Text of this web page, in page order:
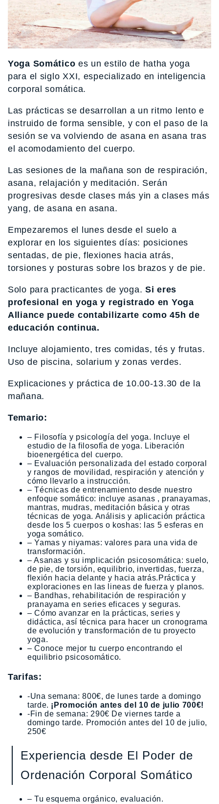
Yoga Somático es un estilo de hatha yoga
para el siglo XXI, especializado en inteligencia
corporal somática.
Las prácticas se desarrollan a un ritmo lento e
instruido de forma sensible, y con el paso de la
sesión se va volviendo de asana en asana tras
el acomodamiento del cuerpo.
Las sesiones de la mañana son de respiración,
asana, relajación y meditación. Serán
progresivas desde clases más yin a clases más
yang, de asana en asana.
Empezaremos el lunes desde el suelo a
explorar en los siguientes días: posiciones
sentadas, de pie, flexiones hacia atrás,
torsiones y posturas sobre los brazos y de pie.
Solo para practicantes de yoga.Si eres
profesional en yoga y registrado en Yoga
Alliance puede contabilizarte como 45h de
educación continua.
Incluye alojamiento, tres comidas, tés y frutas.
Uso de piscina, solarium y zonas verdes.
Explicaciones y práctica de 10.00-13.30 de la
mañana.
Temario:
– Filosofía y psicología del yoga. Incluye el
estudio de la filosofía de yoga. Liberación
bioenergética del cuerpo.
– Evaluación personalizada del estado corporal
y rangos de movilidad, respiración y atención y
cómo llevarlo a instrucción.
– Técnicas de entrenamiento desde nuestro
enfoque somático: incluye asanas , pranayamas,
mantras, mudras, meditación básica y otras
técnicas de yoga. Análisis y aplicación práctica
desde los 5 cuerpos o koshas: las 5 esferas en
yoga somático.
– Yamas y niyamas: valores para una vida de
transformación.
– Asanas y su implicación psicosomática: suelo,
de pie, de torsión, equilibrio, invertidas, fuerza,
flexión hacia delante y hacia atrás.Práctica y
exploraciones en las lineas de fuerza y planos.
– Bandhas, rehabilitación de respiración y
pranayama en series eficaces y seguras.
– Cómo avanzar en la prácticas, series y
didáctica, así técnica para hacer un cronograma
de evolución y transformación de tu proyecto
yoga.
– Conoce mejor tu cuerpo encontrando el
equilibrio psicosomático.
Tarifas:
-Una semana: 800€, de lunes tarde a domingo
tarde. ¡Promoción antes del 10 de julio 700€!
-Fin de semana: 290€ De viernes tarde a
domingo tarde. Promoción antes del 10 de julio,
250€
Experiencia desde El Poder de
Ordenación Corporal Somático
– Tu esquema orgánico, evaluación.